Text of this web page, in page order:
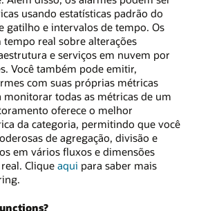
usando estatísticas padrão do
gatilho e intervalos de tempo. Os
real sobre alterações
e serviços em nuvem por
Você também pode emitir,
com suas próprias métricas
monitorar todas as métricas de um
oferece o melhor
da categoria, permitindo que você
de agregação, divisão e
em vários fluxos e dimensões
Clique aqui para saber mais